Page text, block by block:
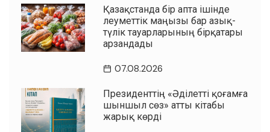
Қазақстанда бір апта ішінде
әлеуметтік маңызы бар азық-
түлік тауарларының бірқатары
арзандады
07.08.2026
Президенттің «Әділетті қоғамға
шыншыл сөз» атты кітабы
жарық көрді